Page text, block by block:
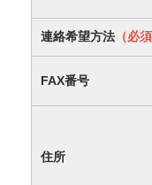
連絡希望方法 （必須
FAX番号
住所